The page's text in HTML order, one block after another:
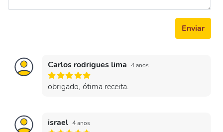
Enviar
Carlos rodrigues lima 4 anos
obrigado, ótima receita.
israel 4 anos